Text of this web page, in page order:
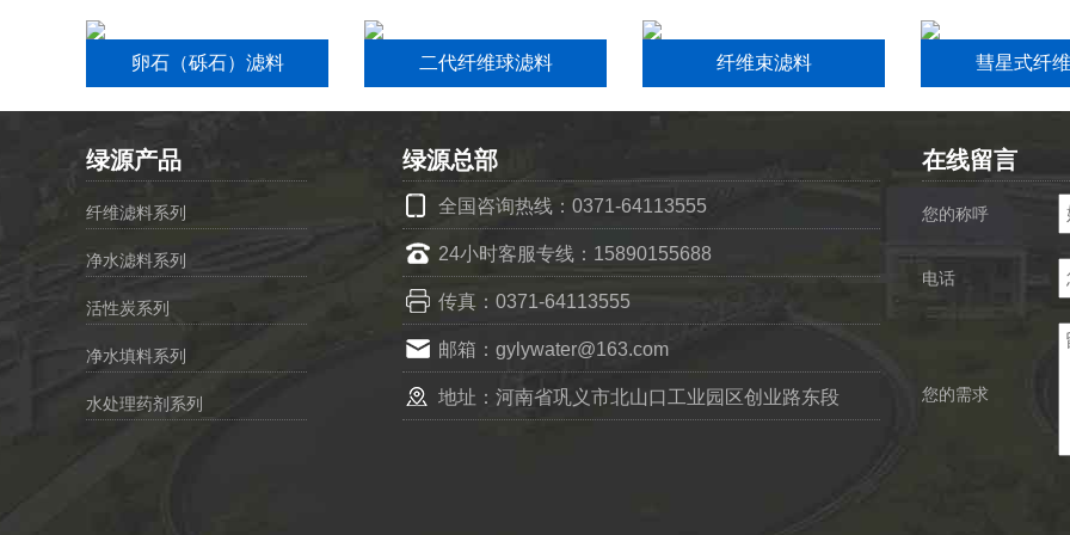
卵石（砾石）滤料 二代纤维球滤料 纤维束滤料 彗星式纤
绿源产品
纤维滤料系列
净水滤料系列
活性炭系列
净水填料系列
水处理药剂系列
绿源总部
全国咨询热线：0371-64113555
24小时客服专线：15890155688
传真：0371-64113555
邮箱：gylywater@163.com
地址：河南省巩义市北山口工业园区创业路东段
在线留言
您的称呼
电话
您的需求